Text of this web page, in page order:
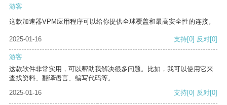
游客
这款加速器VPM应用程序可以给你提供全球覆盖和最高安全性的连接。
2025-01-16 支持[0] 反对[0]
游客
这款软件非常实用，可以帮助我解决很多问题。比如，我可以使用它来
查找资料、翻译语言、编写代码等。
2025-01-16
支持[0] 反对[0]